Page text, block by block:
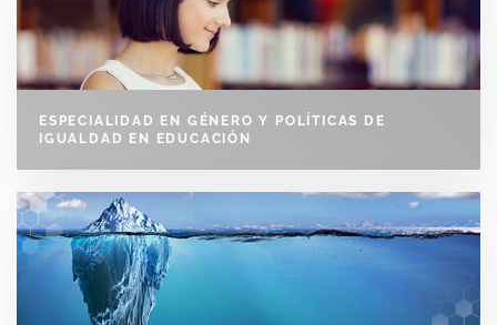
ESPECIALIDAD EN GÉNERO Y POLÍTICAS DE
IGUALDAD EN EDUCACIÓN